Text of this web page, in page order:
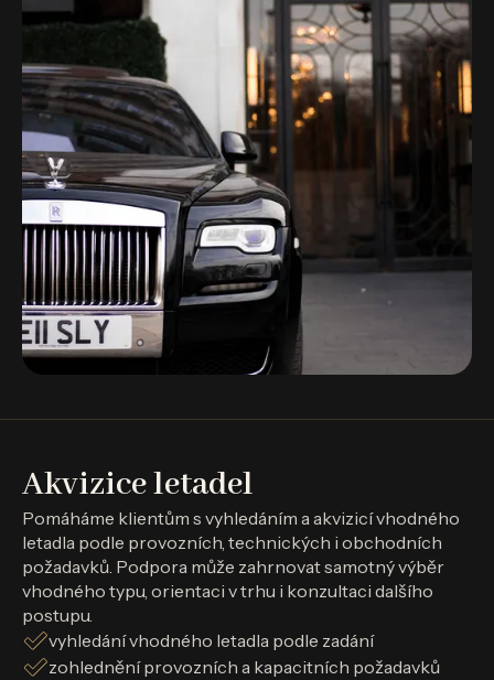
Akvizice letadel
Pomáháme klientům s vyhledáním a akvizicí vhodného
letadla podle provozních, technických i obchodních
požadavků. Podpora může zahrnovat samotný výběr
vhodného typu, orientaci v trhu i konzultaci dalšího
postupu.
vyhledání vhodného letadla podle zadání
zohlednění provozních a kapacitních požadavků